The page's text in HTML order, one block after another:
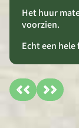
Het huur
voorzien.
Echt een